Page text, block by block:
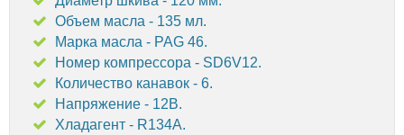
Объем масла - 135 мл.
Марка масла - PAG 46.
Номер компрессора - SD6V12.
Количество канавок - 6.
Напряжение - 12В.
Хладагент - R134A.